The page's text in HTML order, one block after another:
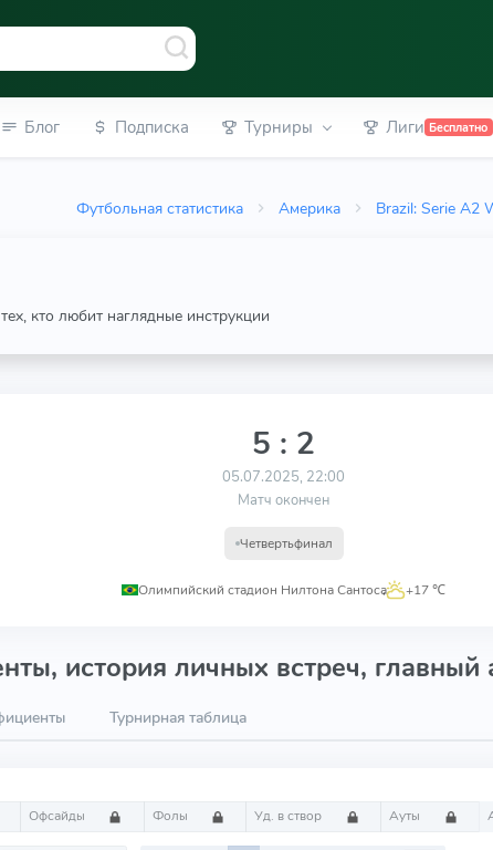
Блог Подписка Турниры Лиги Бесплатно
Футбольная статистика Америка Brazil: Serie A2
кто любит наглядные инструкции
5 : 2
05.07.2025, 22:00
Матч окончен
Четвертьфинал
Олимпийский стадион Нилтона Сантоса
, +17 ℃
история личных встреч, главный
Турнирная таблица
Офсайды Фолы Уд. в створ Ауты